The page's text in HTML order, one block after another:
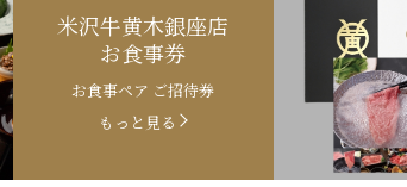
米沢牛黄木銀座店
お食事券
お食事ペア ご招待券
もっと見る